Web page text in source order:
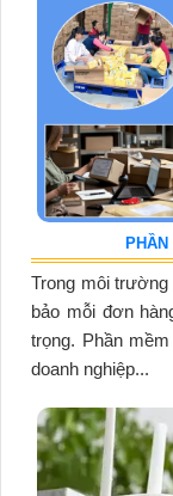
Trong môi
bảo mỗi đơn
trọng. Phần
doanh nghiệp...